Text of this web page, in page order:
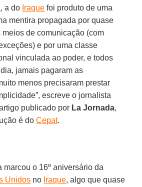
, a do Iraque foi produto de uma
mentira propagada por quase
de comunicação (com
e por uma classe
vinculada ao poder, e todos
jamais pagaram as
menos precisaram prestar
escreve o jornalista
publicado por La Jornada,
é doCepat.
marcou o 16º aniversário da
Unidos no Iraque, algo que quase